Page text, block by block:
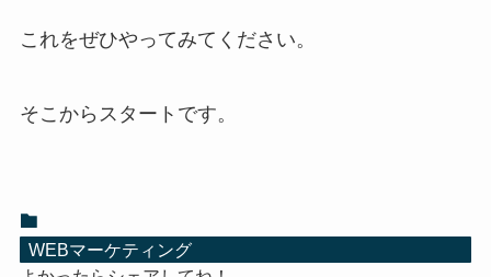
これをぜひやってみてください。
そこからスタートです。
WEBマーケティング